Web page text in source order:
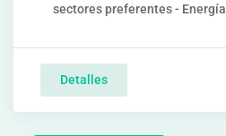
sectores preferentes - Energía
Detalles